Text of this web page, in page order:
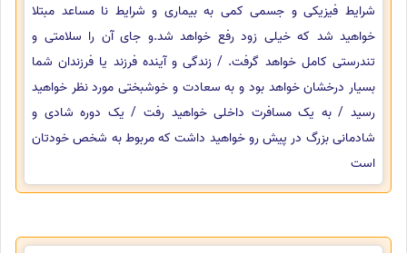
شرایط فیزیکی و جسمی کمی به بیماری و شرایط نا مساعد مبتلا
خواهید شد که خیلی زود رفع خواهد شد.و جای آن را سلامتی و
تندرستی کامل خواهد گرفت. / زندگی و آینده فرزند یا فرزندان شما
بسیار درخشان خواهد بود و به سعادت و خوشبختی مورد نظر خواهید
رسید / به یک مسافرت داخلی خواهید رفت / یک دوره شادی و
شادمانی بزرگ در پیش رو خواهید داشت که مربوط به شخص خودتان
است